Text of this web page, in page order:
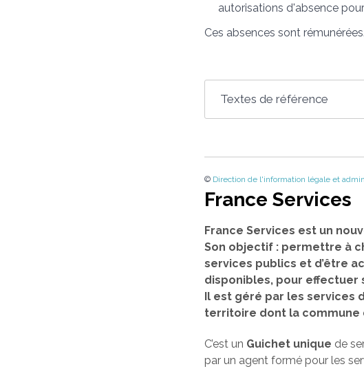
autorisations d'absence
Ces absences sont
Textes de référence
© Direction de l'information légale et
France Services
France Services est un
Son objectif : permettre à
services publics et d’être
disponibles, pour effectuer
Il est géré par les services
territoire dont la commune
C’est un Guichet unique de
par un agent formé pour les